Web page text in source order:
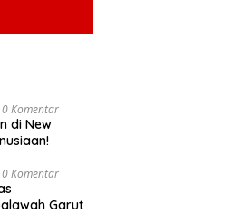
0 Komentar
di New
0 Komentar
Garut